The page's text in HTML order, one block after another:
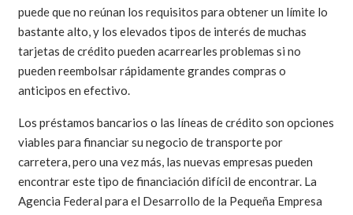
puede que no reúnan los requisitos para obtener un límite lo
bastante alto, y los elevados tipos de interés de muchas
tarjetas de crédito pueden acarrearles problemas si no
pueden reembolsar rápidamente grandes compras o
anticipos en efectivo.
Los préstamos bancarios o las líneas de crédito son opciones
viables para financiar su negocio de transporte por
carretera, pero una vez más, las nuevas empresas pueden
encontrar este tipo de financiación difícil de encontrar. La
Agencia Federal para el Desarrollo de la Pequeña Empresa